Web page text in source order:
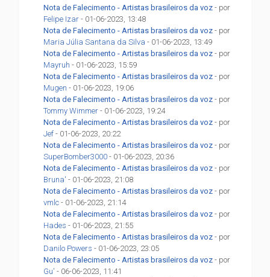
Nota de Falecimento - Artistas brasileiros da voz - por
Felipe Izar - 01-06-2023, 13:48
Nota de Falecimento - Artistas brasileiros da voz - por
Maria Júlia Santana da Silva - 01-06-2023, 13:49
Nota de Falecimento - Artistas brasileiros da voz - por
Mayruh - 01-06-2023, 15:59
Nota de Falecimento - Artistas brasileiros da voz - por
Mugen - 01-06-2023, 19:06
Nota de Falecimento - Artistas brasileiros da voz - por
Tommy Wimmer - 01-06-2023, 19:24
Nota de Falecimento - Artistas brasileiros da voz - por
Jef - 01-06-2023, 20:22
Nota de Falecimento - Artistas brasileiros da voz - por
SuperBomber3000 - 01-06-2023, 20:36
Nota de Falecimento - Artistas brasileiros da voz - por
Bruna' - 01-06-2023, 21:08
Nota de Falecimento - Artistas brasileiros da voz - por
vmlc - 01-06-2023, 21:14
Nota de Falecimento - Artistas brasileiros da voz - por
Hades - 01-06-2023, 21:55
Nota de Falecimento - Artistas brasileiros da voz - por
Danilo Powers - 01-06-2023, 23:05
Nota de Falecimento - Artistas brasileiros da voz - por
Gu' - 06-06-2023, 11:41